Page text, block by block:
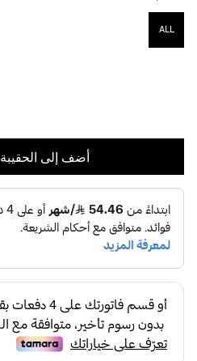
ALL
أضف إلى الحقيبة